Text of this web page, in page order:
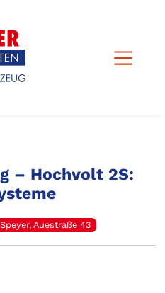
– Hochvolt 2S:
Speyer, Auestraße 43